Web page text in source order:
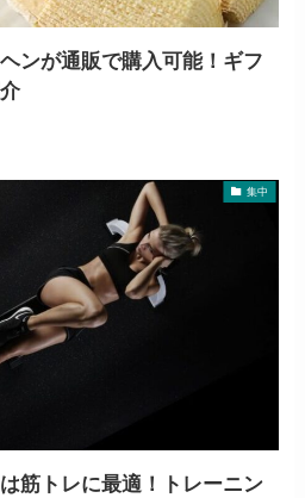
ンが通販で購入可能！ギフ
集中
筋トレに最適！トレーニン